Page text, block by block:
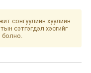
сонгуулийн хуулийн
сэтгэгдэл хэсгийг
болно.